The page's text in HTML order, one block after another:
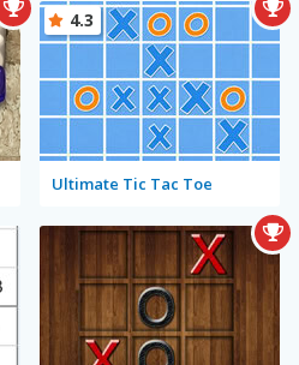
Ultimate Tic Tac Toe
4.3